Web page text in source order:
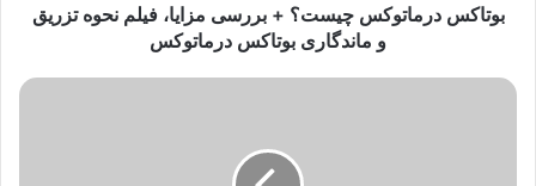
درماتوکس
بوتاکس درماتوکس چیست؟ + بررسی مزایا، فیلم نحوه تزریق
و ماندگاری بوتاکس درماتوکس
معرفی